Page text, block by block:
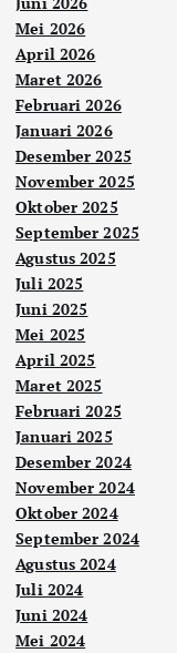
Mei 2026
April 2026
Maret 2026
Februari 2026
Januari 2026
Desember 2025
November 2025
Oktober 2025
September 2025
Agustus 2025
Juli 2025
Juni 2025
Mei 2025
April 2025
Maret 2025
Februari 2025
Januari 2025
Desember 2024
November 2024
Oktober 2024
September 2024
Agustus 2024
Juli 2024
Juni 2024
Mei 2024